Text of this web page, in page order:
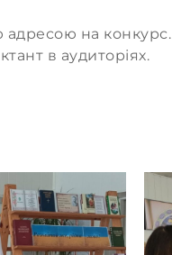
адресою на конкурс.
в аудиторіях.